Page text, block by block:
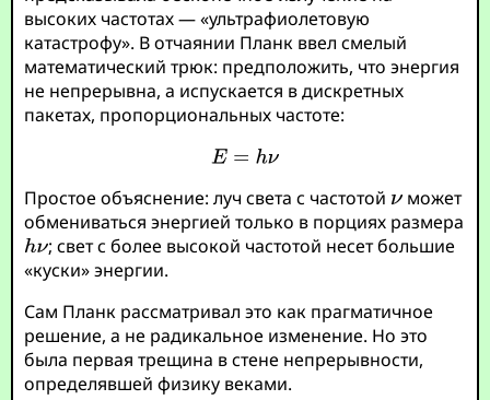
высоких частотах — «ультрафиолетовую
катастрофу». В отчаянии Планк ввел смелый
математический трюк: предположить, что энергия
не непрерывна, а испускается в дискретных
пакетах, пропорциональных частоте:
Простое объяснение: луч света с частотой
может
обмениваться энергией только в порциях размера
; свет с более высокой частотой несет большие
«куски» энергии.
Сам Планк рассматривал это как прагматичное
решение, а не радикальное изменение. Но это
была первая трещина в стене непрерывности,
определявшей физику веками.